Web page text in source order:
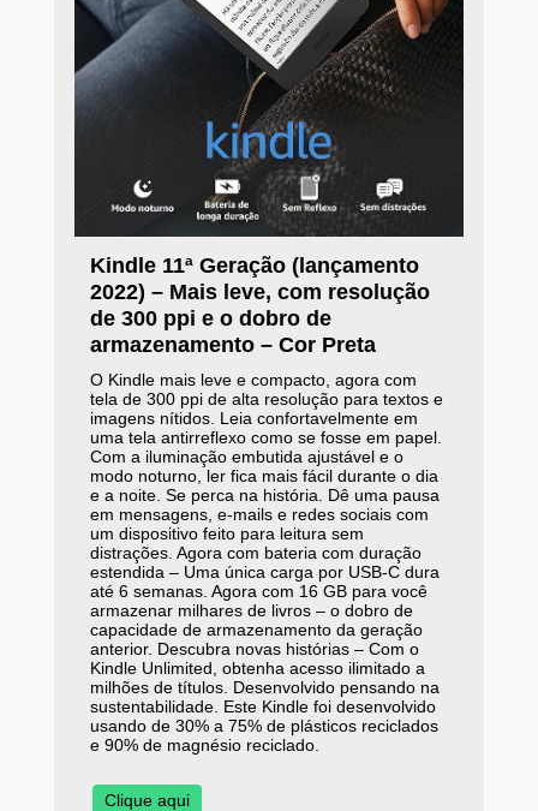
Kindle 11ª Geração (lançamento
2022) – Mais leve, com resolução
de 300 ppi e o dobro de
armazenamento – Cor Preta
O Kindle mais leve e compacto, agora com
tela de 300 ppi de alta resolução para textos e
imagens nítidos. Leia confortavelmente em
uma tela antirreflexo como se fosse em papel.
Com a iluminação embutida ajustável e o
modo noturno, ler fica mais fácil durante o dia
e a noite. Se perca na história. Dê uma pausa
em mensagens, e-mails e redes sociais com
um dispositivo feito para leitura sem
distrações. Agora com bateria com duração
estendida – Uma única carga por USB-C dura
até 6 semanas. Agora com 16 GB para você
armazenar milhares de livros – o dobro de
capacidade de armazenamento da geração
anterior. Descubra novas histórias – Com o
Kindle Unlimited, obtenha acesso ilimitado a
milhões de títulos. Desenvolvido pensando na
sustentabilidade. Este Kindle foi desenvolvido
usando de 30% a 75% de plásticos reciclados
e 90% de magnésio reciclado.
Clique aqui